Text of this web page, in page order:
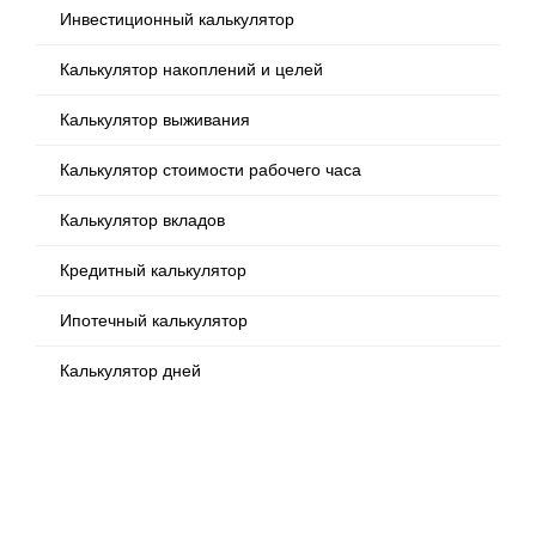
Инвестиционный калькулятор
Калькулятор накоплений и целей
Калькулятор выживания
Калькулятор стоимости рабочего часа
Калькулятор вкладов
Кредитный калькулятор
Ипотечный калькулятор
Калькулятор дней